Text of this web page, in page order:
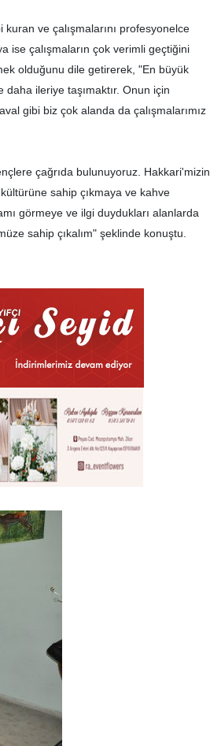
ve çalışmalarını profesyonelce
ise çalışmaların çok verimli geçtiğini
olduğunu dile getirerek, "En büyük
ileriye taşımaktır. Onun için
gibi biz çok alanda da çalışmalarımız
çağrıda bulunuyoruz. Hakkari'mizin
sahip çıkmaya ve kahve
görmeye ve ilgi duydukları alanlarda
sahip çıkalım" şeklinde konuştu.